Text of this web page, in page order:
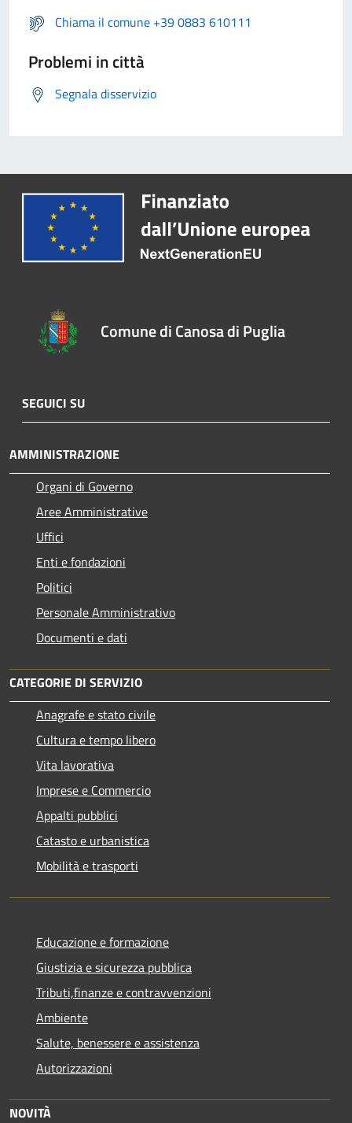
Chiama il comune +39 0883 610111
Problemi in città
Segnala disservizio
Comune di Canosa di Puglia
SEGUICI SU
AMMINISTRAZIONE
Organi di Governo
Aree Amministrative
Uffici
Enti e fondazioni
Politici
Personale Amministrativo
Documenti e dati
CATEGORIE DI SERVIZIO
Anagrafe e stato civile
Cultura e tempo libero
Vita lavorativa
Imprese e Commercio
Appalti pubblici
Catasto e urbanistica
Mobilità e trasporti
Educazione e formazione
Giustizia e sicurezza pubblica
Tributi,finanze e contravvenzioni
Ambiente
Salute, benessere e assistenza
Autorizzazioni
NOVITÀ